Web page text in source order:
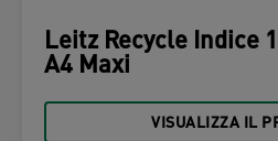
Leitz Recycle Indice
A4 Maxi
VISUALIZZA IL